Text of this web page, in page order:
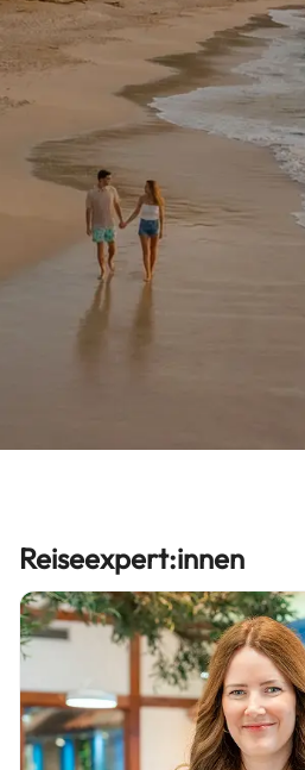
Reiseexpert:innen